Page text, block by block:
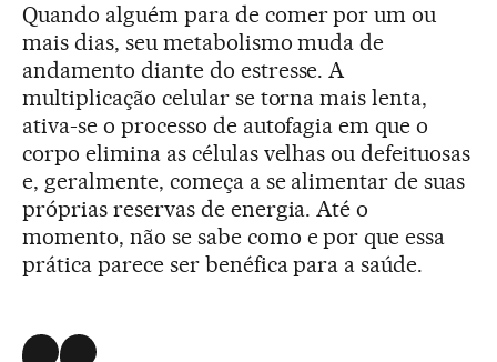
Quando alguém para de comer por um ou
mais dias, seu metabolismo muda de
andamento diante do estresse. A
multiplicação celular se torna mais lenta,
ativa-se o processo de autofagia em que o
corpo elimina as células velhas ou defeituosas
e, geralmente, começa a se alimentar de suas
próprias reservas de energia. Até o
momento, não se sabe como e por que essa
prática parece ser benéfica para a saúde.